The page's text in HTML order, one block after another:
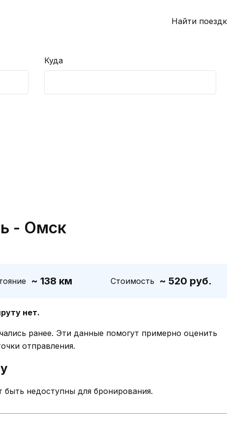
Найти
Куда
- Омск
~ 138 км Стоимость ~ 520 руб.
нет.
ранее. Эти данные помогут примерно оценить
отправления.
недоступны для бронирования.